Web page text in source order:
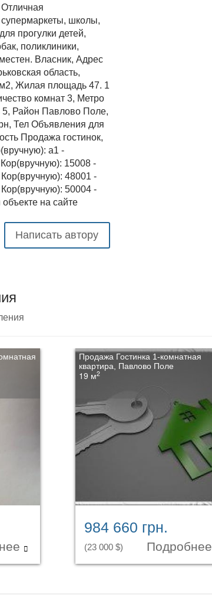
школы,
прогулки детей,
поликлиники,
Власник, Адрес
область,
Жилая площадь 47. 1
комнат 3, Метро
5, Район Павлово Поле,
Тел Объявления для
Продажа гостинок,
a1 -
15008 -
48001 -
50004 -
на сайте
Написать автору
Продажа Гостинка 1-комнатная
квартира, Павлово Поле
19 м2
984 660 грн.
(23 000 $) Подробнее